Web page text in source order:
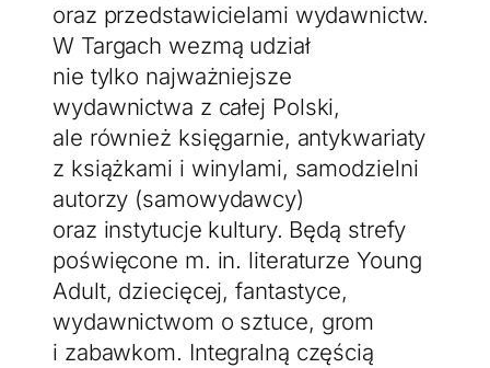
oraz przedstawicielami wydawnictw.
W Targach wezmą udział
nie tylko najważniejsze
wydawnictwa z całej Polski,
ale również księgarnie, antykwariaty
z książkami i winylami, samodzielni
autorzy (samowydawcy)
oraz instytucje kultury. Będą strefy
poświęcone m. in. literaturze Young
Adult, dziecięcej, fantastyce,
wydawnictwom o sztuce, grom
i zabawkom. Integralną częścią